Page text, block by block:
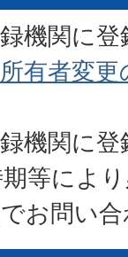
機関に
所有者変
機関に
等によ
お問い